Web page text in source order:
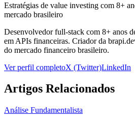
Estratégias de value investing com 8+
mercado brasileiro
Desenvolvedor full-stack com 8+ anos
em APIs financeiras. Criador da
do mercado financeiro brasileiro.
Ver perfil completoX (Twitter)LinkedIn
Artigos Relacionados
Análise Fundamentalista